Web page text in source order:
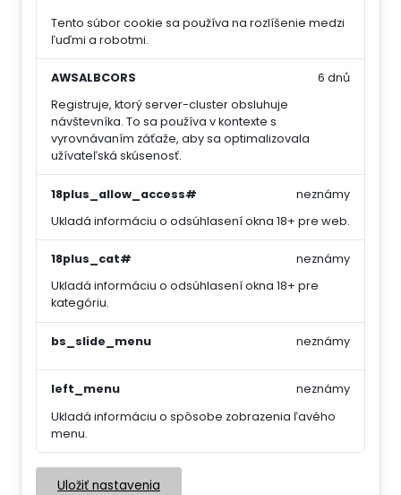
Tento súbor cookie sa používa na rozlíšenie medzi
ľuďmi a robotmi.
AWSALBCORS
Registruje, ktorý server-cluster obsluhuje
návštevníka. To sa používa v kontexte s
vyrovnávaním záťaže, aby sa optimalizovala
užívateľská skúsenosť.
6 dnů
18plus_allow_access#
Ukladá informáciu o odsúhlasení okna 18+ pre web.
neznámy
18plus_cat#
Ukladá informáciu o odsúhlasení okna 18+ pre
kategóriu.
neznámy
bs_slide_menu neznámy
left_menu
Ukladá informáciu o spôsobe zobrazenia ľavého
menu.
neznámy
Uložiť nastavenia